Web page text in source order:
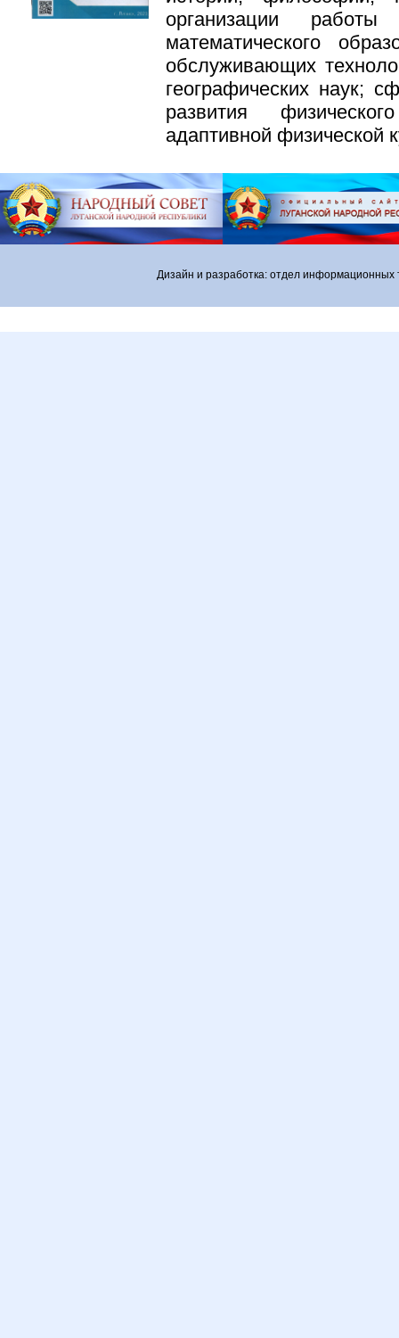
организации
математического
обслуживающих
географических наук;
развития
адаптивной физической
Дизайн и разработка: отдел информационных